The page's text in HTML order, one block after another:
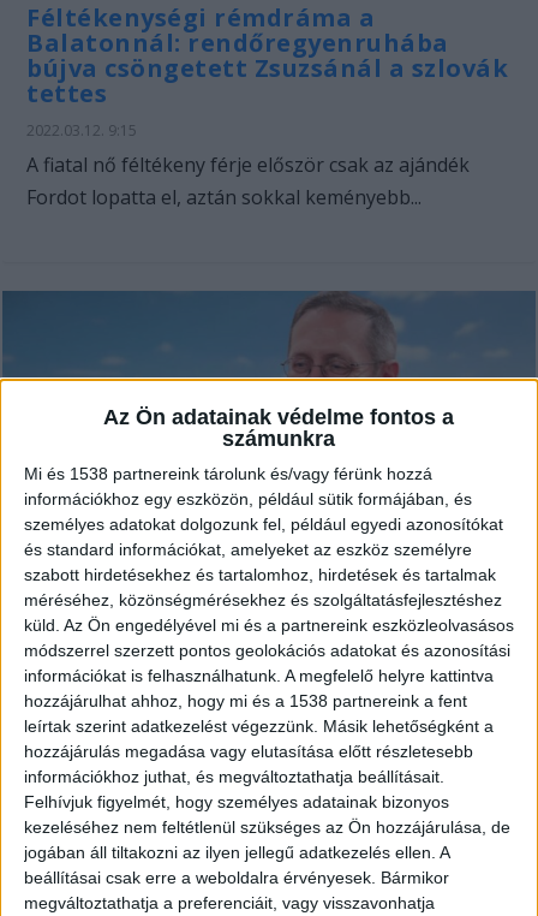
Az Ön adatainak védelme fontos a
számunkra
Mi és 1538 partnereink tárolunk és/vagy férünk hozzá
információkhoz egy eszközön, például sütik formájában, és
személyes adatokat dolgozunk fel, például egyedi azonosítókat
és standard információkat, amelyeket az eszköz személyre
szabott hirdetésekhez és tartalomhoz, hirdetések és tartalmak
méréséhez, közönségmérésekhez és szolgáltatásfejlesztéshez
küld. Az Ön engedélyével mi és a partnereink eszközleolvasásos
módszerrel szerzett pontos geolokációs adatokat és azonosítási
információkat is felhasználhatunk. A megfelelő helyre kattintva
hozzájárulhat ahhoz, hogy mi és a 1538 partnereink a fent
leírtak szerint adatkezelést végezzünk. Másik lehetőségként a
hozzájárulás megadása vagy elutasítása előtt részletesebb
információkhoz juthat, és megváltoztathatja beállításait.
Felhívjuk figyelmét, hogy személyes adatainak bizonyos
kezeléséhez nem feltétlenül szükséges az Ön hozzájárulása, de
jogában áll tiltakozni az ilyen jellegű adatkezelés ellen. A
beállításai csak erre a weboldalra érvényesek. Bármikor
megváltoztathatja a preferenciáit, vagy visszavonhatja
Féltékenységi rémdráma a
Balatonnál: rendőregyenruhába
bújva csöngetett Zsuzsánál a szlovák
tettes
2022.03.12. 9:15
A fiatal nő féltékeny férje először csak az ajándék
Fordot lopatta el, aztán sokkal keményebb...
Balatoni luxusházat bérel áron alul
Varga Mihály pénzügyminiszter, a
fideszes politikus szerint álhírről
van szó
2022.02.23. 17:52
Áron alul bérel Varga Mihály 169 milliós medencés
balatoni luxusházat egy általa kitüntetett...